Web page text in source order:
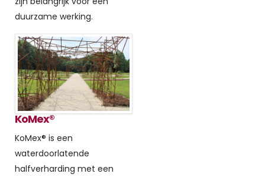
duurzame werking.
KoMex®
KoMex® is een
waterdoorlatende
halfverharding met een